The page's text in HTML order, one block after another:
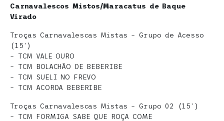
Carnavalescos Mistos/Maracatus de Baque
Virado
Troças Carnavalescas Mistas – Grupo de Acesso
(15’)
– TCM VALE OURO
– TCM BOLACHÃO DE BEBERIBE
– TCM SUELI NO FREVO
– TCM ACORDA BEBERIBE
Troças Carnavalescas Mistas – Grupo 02 (15’)
– TCM FORMIGA SABE QUE ROÇA COME